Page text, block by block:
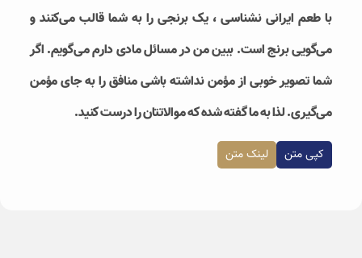
با طعم ایرانی نشناسی ، یک برنجی را به شما قالب می‌کنند و
می‌گویی برنج است. ببین من در مسائل مادی دارم می‌گویم. اگر
شما تصویر خوبی از مؤمن نداشته باشی منافق را به جای مؤمن
می‌گیری. لذا به ما گفته شده که موالاتتان را درست کنید.
کپی متن لینک متن